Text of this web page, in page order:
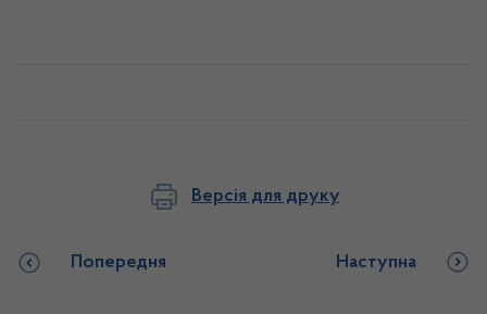
Версія для друку
Попередня Наступна